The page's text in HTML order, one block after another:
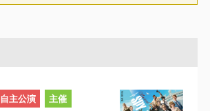
自主公演 主催